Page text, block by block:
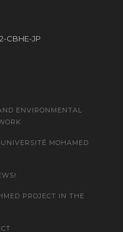
CBHE-JP
ENVIRONMENTAL
MOHAMED
PROJECT IN THE